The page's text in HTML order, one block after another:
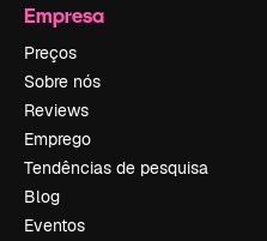
Empresa
Preços
Sobre nós
Reviews
Emprego
Tendências de pesquisa
Blog
Eventos